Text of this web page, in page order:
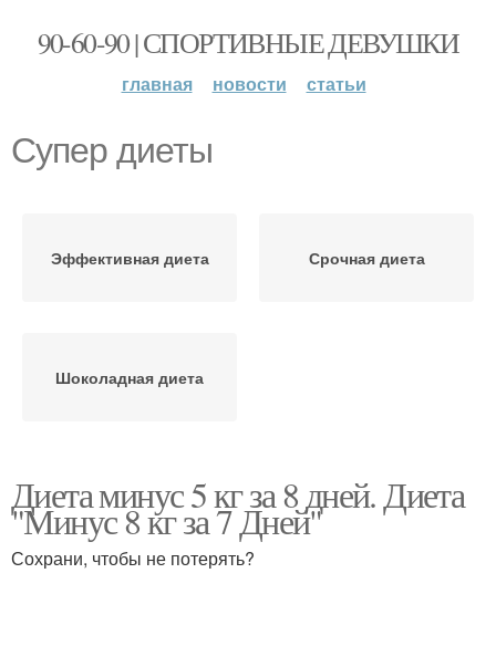
90-60-90 | СПОРТИВНЫЕ ДЕВУШКИ
главная новости статьи
Супер диеты
Эффективная диета Срочная диета
Шоколадная диета
Диета минус 5 кг за 8 дней. Диета
"Минус 8 кг за 7 Дней"
Сохрани, чтобы не потерять?